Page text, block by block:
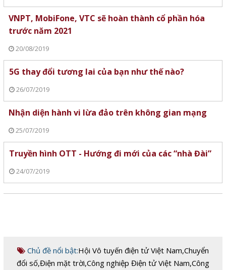
VNPT, MobiFone, VTC sẽ hoàn thành cổ phần hóa
trước năm 2021
20/08/2019
5G thay đổi tương lai của bạn như thế nào?
26/07/2019
Nhận diện hành vi lừa đảo trên không gian mạng
25/07/2019
Truyền hình OTT - Hướng đi mới của các “nhà Đài”
24/07/2019
Chủ đề nổi bật:Hội Vô tuyến điện tử Việt Nam,Chuyển
đổi số,Điện mặt trời,Công nghiệp Điện tử Việt Nam,Công